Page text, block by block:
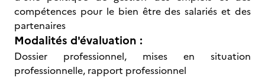
compétences pour le bien être des salariés et des
partenaires
Modalités d'évaluation :
Dossier professionnel, mises en situation
professionnelle, rapport professionnel